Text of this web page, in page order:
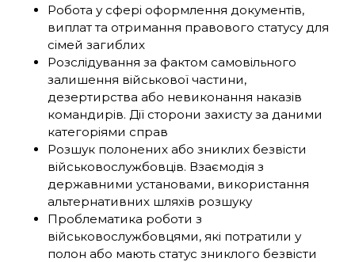
Робота у сфері оформлення документів,
виплат та отримання правового статусу для
сімей загиблих
Розслідування за фактом самовільного
залишення військової частини,
дезертирства або невиконання наказів
командирів. Дії сторони захисту за даними
категоріями справ
Розшук полонених або зниклих безвісти
військовослужбовців. Взаємодія з
державними установами, використання
альтернативних шляхів розшуку
Проблематика роботи з
військовослужбовцями, які потратили у
полон або мають статус зниклого безвісти